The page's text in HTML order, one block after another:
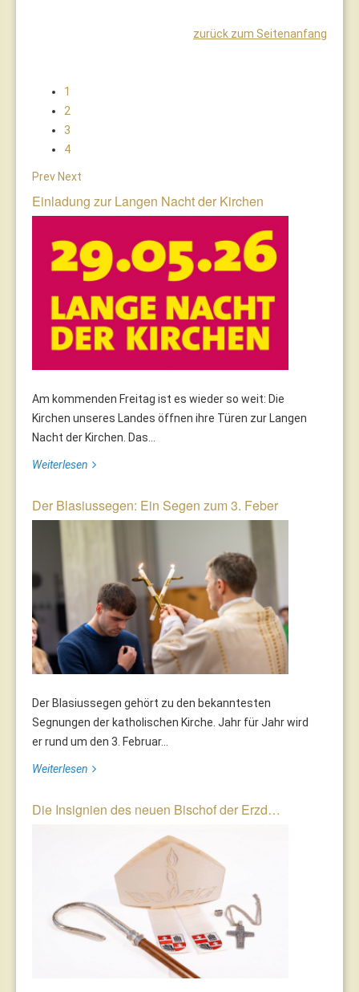
zurück zum Seitenanfang
1
2
3
4
PrevNext
Einladung zur Langen Nacht der Kirchen
Am kommenden Freitag ist es wieder so weit: Die
Kirchen unseres Landes öffnen ihre Türen zur Langen
Nacht der Kirchen. Das...
Weiterlesen
Der Blasiussegen: Ein Segen zum 3. Feber
Der Blasiussegen gehört zu den bekanntesten
Segnungen der katholischen Kirche. Jahr für Jahr wird
er rund um den 3. Februar...
Weiterlesen
Die Insignien des neuen Bischof der Erzd…